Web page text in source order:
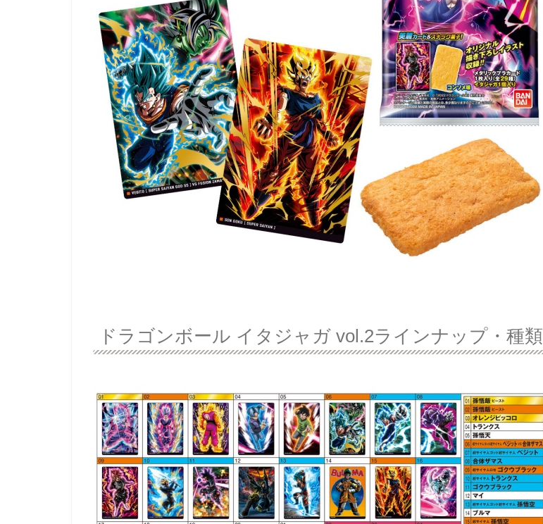
ドラゴンボール イタジャガ vol.2ラインナップ・種類